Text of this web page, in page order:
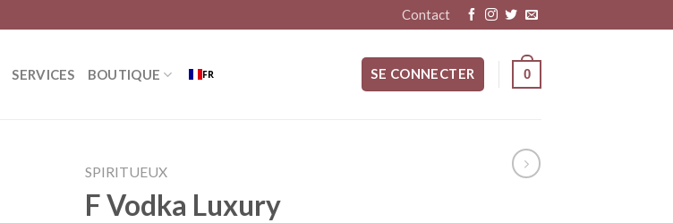
Contact
SERVICES BOUTIQUE FR SE CONNECTER 0
SPIRITUEUX
F Vodka Luxury